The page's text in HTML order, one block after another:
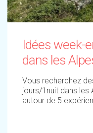
Idées week-
dans les
Vous recherchez
jours/1nuit dans les
autour de 5